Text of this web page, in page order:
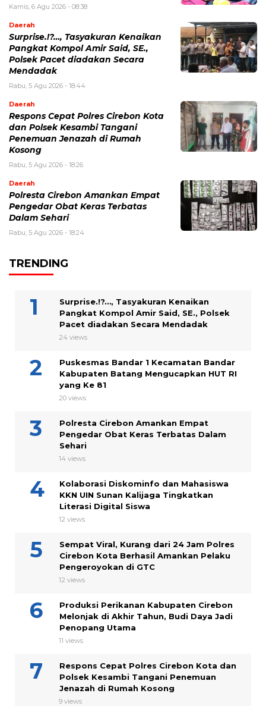
Kamis, 6 Agu 2026 - 08:38
Daerah
Surprise.!?…, Tasyakuran Kenaikan
Pangkat Kompol Amir Said, SE.,
Polsek Pacet diadakan Secara
Mendadak
Rabu, 5 Agu 2026 - 18:44
Daerah
Respons Cepat Polres Cirebon Kota
dan Polsek Kesambi Tangani
Penemuan Jenazah di Rumah
Kosong
Rabu, 5 Agu 2026 - 18:26
Daerah
Polresta Cirebon Amankan Empat
Pengedar Obat Keras Terbatas
Dalam Sehari
Rabu, 5 Agu 2026 - 18:24
TRENDING
Surprise.!?…, Tasyakuran Kenaikan
Pangkat Kompol Amir Said, SE., Polsek
Pacet diadakan Secara Mendadak
24 views
Puskesmas Bandar 1 Kecamatan Bandar
Kabupaten Batang Mengucapkan HUT RI
yang Ke 81
20 views
Polresta Cirebon Amankan Empat
Pengedar Obat Keras Terbatas Dalam
Sehari
14 views
Kolaborasi Diskominfo dan Mahasiswa
KKN UIN Sunan Kalijaga Tingkatkan
Literasi Digital Siswa
12 views
Sempat Viral, Kurang dari 24 Jam Polres
Cirebon Kota Berhasil Amankan Pelaku
Pengeroyokan di GTC
12 views
Produksi Perikanan Kabupaten Cirebon
Melonjak di Akhir Tahun, Budi Daya Jadi
Penopang Utama
11 views
Respons Cepat Polres Cirebon Kota dan
Polsek Kesambi Tangani Penemuan
Jenazah di Rumah Kosong
9 views